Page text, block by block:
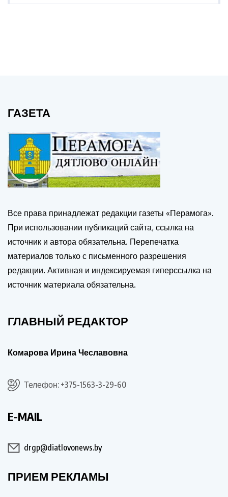
ГАЗЕТА
Все права принадлежат редакции газеты «Перамога».
При использовании публикаций сайта, ссылка на
источник и автора обязательна. Перепечатка
материалов только с письменного разрешения
редакции. Активная и индексируемая гиперссылка на
источник материала обязательна.
ГЛАВНЫЙ РЕДАКТОР
Комарова Ирина Чеславовна
Телефон: +375-1563-3-29-60
E-MAIL
drgp@diatlovonews.by
ПРИЕМ РЕКЛАМЫ